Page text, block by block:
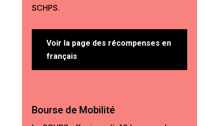
SCHPS.
Voir la page des récompenses en
français
Bourse de Mobilité